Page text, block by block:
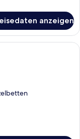
anzeigen
mit einem großen